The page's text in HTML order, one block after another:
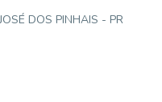
DOS PINHAIS - PR